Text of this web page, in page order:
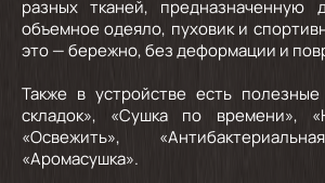
разных тканей, предназначенную
объемное одеяло, пуховик и
это — бережно, без деформации и
Также в устройстве есть
складок», «Сушка по времени»,
«Освежить»,
«Аромасушка».